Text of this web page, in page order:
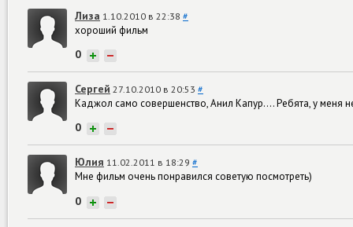
Лиза 1.10.2010 в 22:38 #
хороший фильм
0 + −
Сергей 27.10.2010 в 20:53 #
Каджол само совершенство, Анил Капур.... Ребята, у меня
0 + −
Юлия 11.02.2011 в 18:29 #
Мне фильм очень понравился советую посмотреть)
0 + −